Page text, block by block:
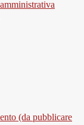
(da pubblicare